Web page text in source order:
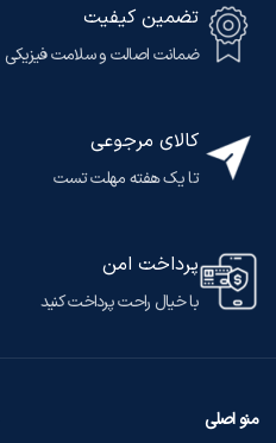
تضمین کیفیت
ضمانت اصالت و سلامت فیزیکی
کالای مرجوعی
تا یک هفته مهلت تست
پرداخت امن
با خیال راحت پرداخت کنید
منو اصلی